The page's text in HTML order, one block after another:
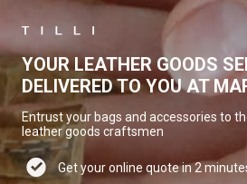
YOUR LEATHER GOODS
DELIVERED TO YOU AT
Entrust your bags and accessories to
leather goods craftsmen
Get your online quote in 2